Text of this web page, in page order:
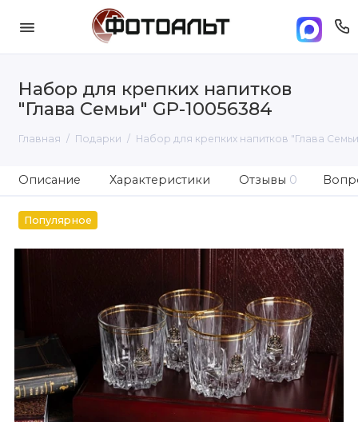
Набор для крепких напитков
"Глава Семьи" GP-10056384
Главная Подарки Набор для крепких напитков "Глава
Описание Характеристики Отзывы 0
Популярное